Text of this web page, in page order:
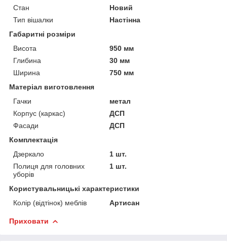
Стан
Новий
Тип вішалки
Настінна
Габаритні розміри
Висота
950 мм
Глибина
30 мм
Ширина
750 мм
Матеріал виготовлення
Гачки
метал
Корпус (каркас)
ДСП
Фасади
ДСП
Комплектація
Дзеркало
1 шт.
Полиця для головних
уборів
1 шт.
Користувальницькі характеристики
Колір (відтінок) меблів
Артисан
Приховати